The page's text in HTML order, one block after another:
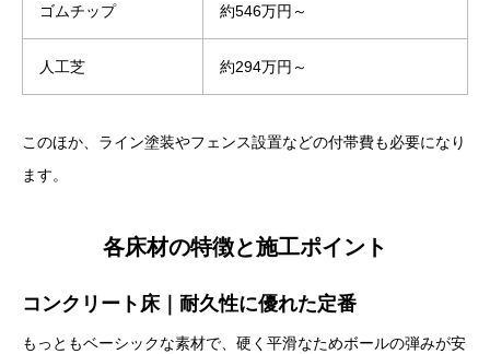
ゴムチップ 約546万円～
人工芝 約294万円～
このほか、ライン塗装やフェンス設置などの付帯費も必要になり
ます。
各床材の特徴と施工ポイント
コンクリート床｜耐久性に優れた定番
もっともベーシックな素材で、硬く平滑なためボールの弾みが安